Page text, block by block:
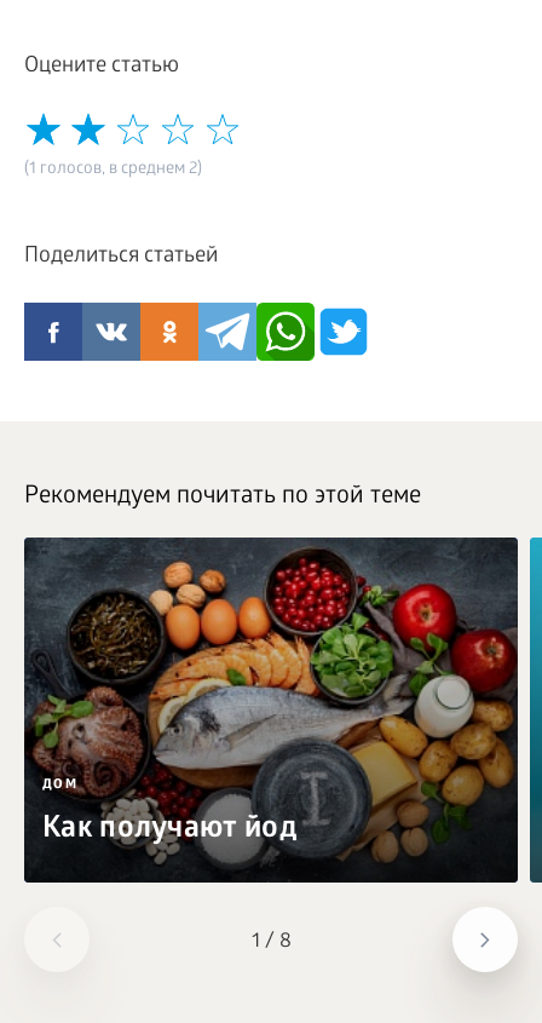
Оцените статью
(1 голосов, в среднем 2)
Поделиться статьей
1 / 8
Рекомендуем почитать по этой теме
ДОМ
Как получают йод